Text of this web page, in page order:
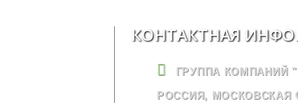
КОНТАКТНАЯ
ГРУППА КОМПАНИЙ
РОССИЯ, МОСКОВСКАЯ